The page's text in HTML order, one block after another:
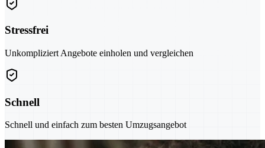
Stressfrei
Unkompliziert Angebote einholen und vergleichen
Schnell
Schnell und einfach zum besten Umzugsangebot